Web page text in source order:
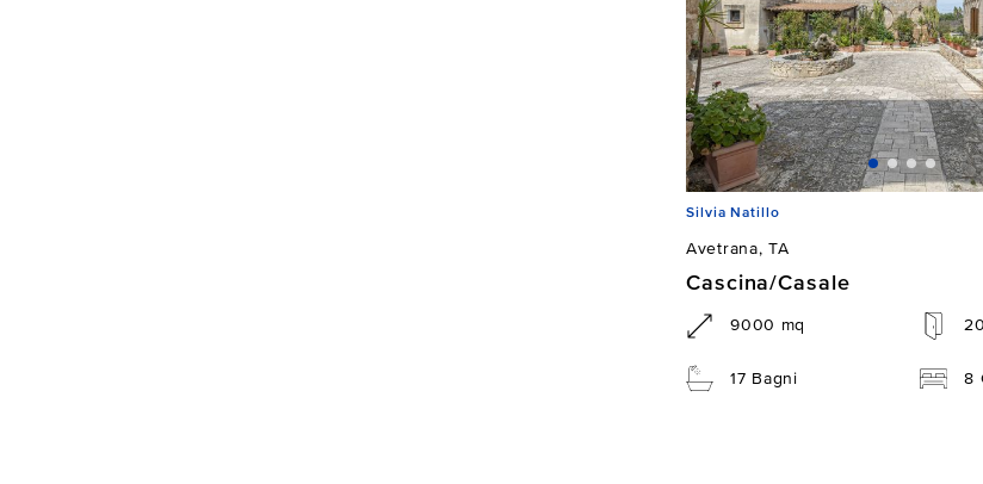
Silvia Natillo
Avetrana, TA
Cascina/Casale
9000 mq
17 Bagni 8